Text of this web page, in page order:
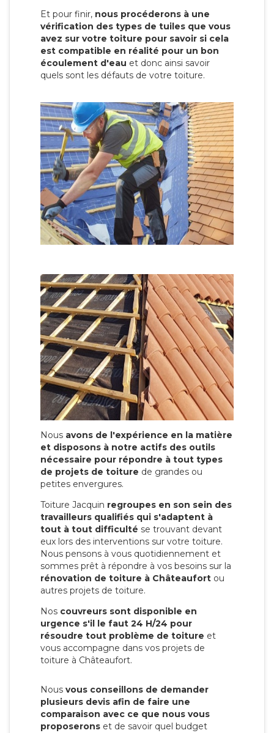
Et pour finir, nous procéderons à une
vérification des types de tuiles que vous
avez sur votre toiture pour savoir si cela
est compatible en réalité pour un bon
écoulement d'eau et donc ainsi savoir
quels sont les défauts de votre toiture.
Nous avons de l'expérience en la matière
et disposons à notre actifs des outils
nécessaire pour répondre à tout types
de projets de toiture de grandes ou
petites envergures.
Toiture Jacquin regroupes en son sein des
travailleurs qualifiés qui s'adaptent à
tout à tout difficulté se trouvant devant
eux lors des interventions sur votre toiture.
Nous pensons à vous quotidiennement et
sommes prêt à répondre à vos besoins sur la
rénovation de toiture à Châteaufort ou
autres projets de toiture.
Nos couvreurs sont disponible en
urgence s'il le faut 24 H/24 pour
résoudre tout problème de toiture et
vous accompagne dans vos projets de
toiture à Châteaufort.
Nous vous conseillons de demander
plusieurs devis afin de faire une
comparaison avec ce que nous vous
proposerons et de savoir quel budget